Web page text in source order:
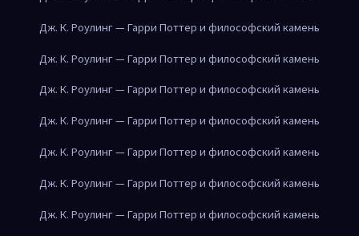
Дж. К. Роулинг — Гарри Поттер и философский камень
Дж. К. Роулинг — Гарри Поттер и философский камень
Дж. К. Роулинг — Гарри Поттер и философский камень
Дж. К. Роулинг — Гарри Поттер и философский камень
Дж. К. Роулинг — Гарри Поттер и философский камень
Дж. К. Роулинг — Гарри Поттер и философский камень
Дж. К. Роулинг — Гарри Поттер и философский камень